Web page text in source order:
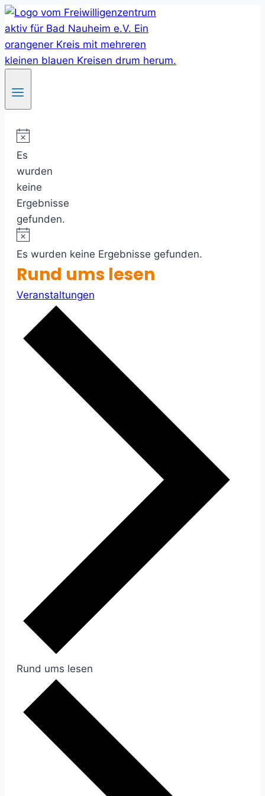
Skip
to
content
Es
wurden
keine
Ergebnisse
gefunden.
Es wurden keine Ergebnisse gefunden.
Rund ums lesen
Veranstaltungen
Rund ums lesen